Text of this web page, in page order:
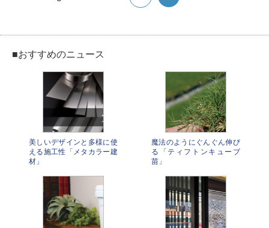
■おすすめのニュース
美しいデザインと多様に使
える施工性「メタカラー建
材」
魔法のようにぐんぐん伸び
る「ティフトンキューブ
苗」